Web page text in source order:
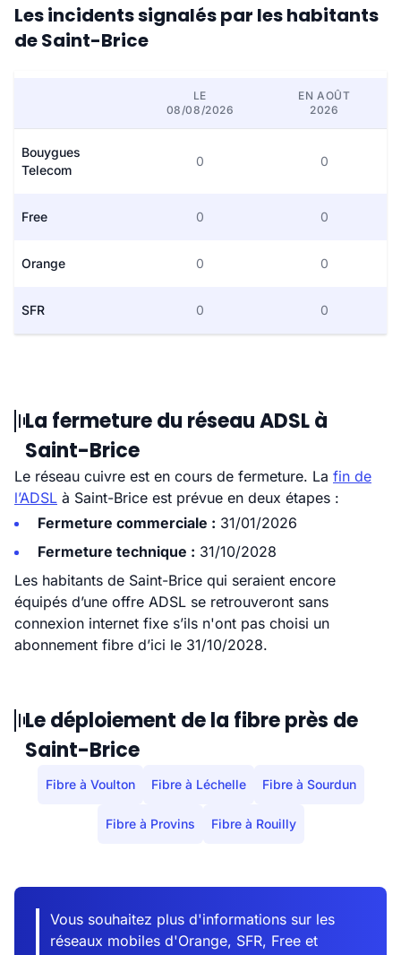
Les incidents signalés par les habitants
de Saint-Brice
LE
08/08/2026
EN AOÛT
2026
Bouygues
Telecom
0 0
Free 0 0
Orange 0 0
SFR 0 0
La fermeture du réseau ADSL à
Saint-Brice
Le réseau cuivre est en cours de fermeture. La fin de
l’ADSL à Saint-Brice est prévue en deux étapes :
Fermeture commerciale : 31/01/2026
Fermeture technique : 31/10/2028
Les habitants de Saint-Brice qui seraient encore
équipés d’une offre ADSL se retrouveront sans
connexion internet fixe s’ils n'ont pas choisi un
abonnement fibre d’ici le 31/10/2028.
Le déploiement de la fibre près de
Saint-Brice
Fibre à Voulton Fibre à Léchelle Fibre à Sourdun
Fibre à Provins Fibre à Rouilly
Vous souhaitez plus d'informations sur les
réseaux mobiles d'Orange, SFR, Free et